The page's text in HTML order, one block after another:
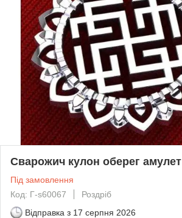
Сварожич кулон оберег амулет
Під замовлення
Код: Г-s60067
Роздріб
Відправка з 17 серпня 2026